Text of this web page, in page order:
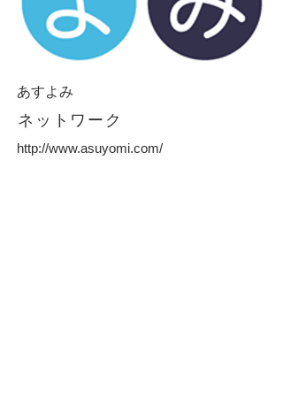
あすよみ
​ネットワーク
http://www.asuyomi.com/